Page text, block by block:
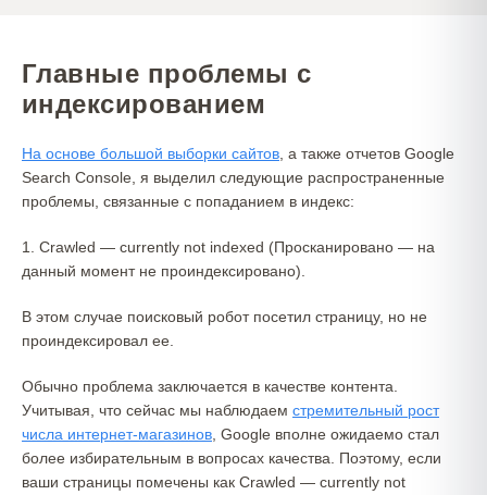
Главные проблемы с
индексированием
На основе большой выборки сайтов , а также отчетов Google
Search Console, я выделил следующие распространенные
проблемы, связанные с попаданием в индекс:
1. Crawled — currently not indexed (Просканировано — на
данный момент не проиндексировано).
В этом случае поисковый робот посетил страницу, но не
проиндексировал ее.
Обычно проблема заключается в качестве контента.
Учитывая, что сейчас мы наблюдаем стремительный рост
числа интернет-магазинов , Google вполне ожидаемо стал
более избирательным в вопросах качества. Поэтому, если
ваши страницы помечены как Crawled — currently not